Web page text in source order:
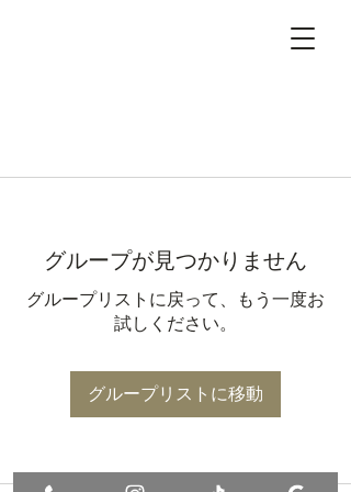
グループが見つかりません
グループリストに戻って、もう一度お
試しください。
グループリストに移動